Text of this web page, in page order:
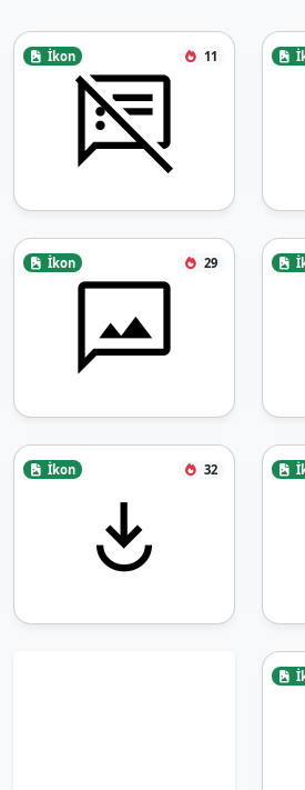
İkon 11
İkon 29
İkon 32